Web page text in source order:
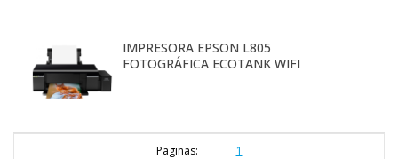
IMPRESORA EPSON L805
FOTOGRÁFICA ECOTANK WIFI
Paginas: 1